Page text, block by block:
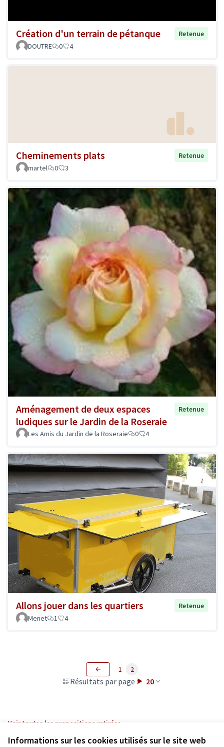
Informations sur les cookies utilisés sur le site web
Création d'un terrain de pétanque
Retenue
DOUTRE
0 4
Cheminements plats
Retenue
martel
0 3
Aménagement de deux espaces
ludiques sur le Jardin de la Roseraie
Retenue
Les Amis du Jardin de la Roseraie 0 4
Allons jouer dans les quartiers
Retenue
Menet
1 4
Résultats par page : 20
1 2
Voir toutes les propositions retirées